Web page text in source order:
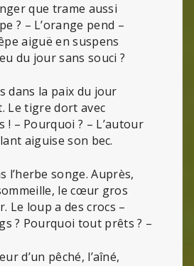
que trame aussi
? – L’orange pend –
aiguë en suspens
du jour sans souci ?
dans la paix du jour
Le tigre dort avec
! – Pourquoi ? – L’autour
aiguise son bec.
l’herbe songe. Auprès,
le cœur gros
Le loup a des crocs –
? Pourquoi tout prêts ? –
d’un pêché, l’aîné,